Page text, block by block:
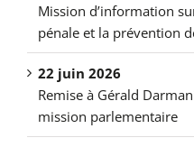
Mission d’information
pénale et la prévention
22 juin 2026
Remise à Gérald
mission parlementaire